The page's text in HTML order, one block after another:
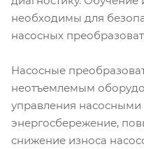
необходимы для
насосных
Насосные
неотъемлемым
управления насосными
энергосбережение,
снижение износа